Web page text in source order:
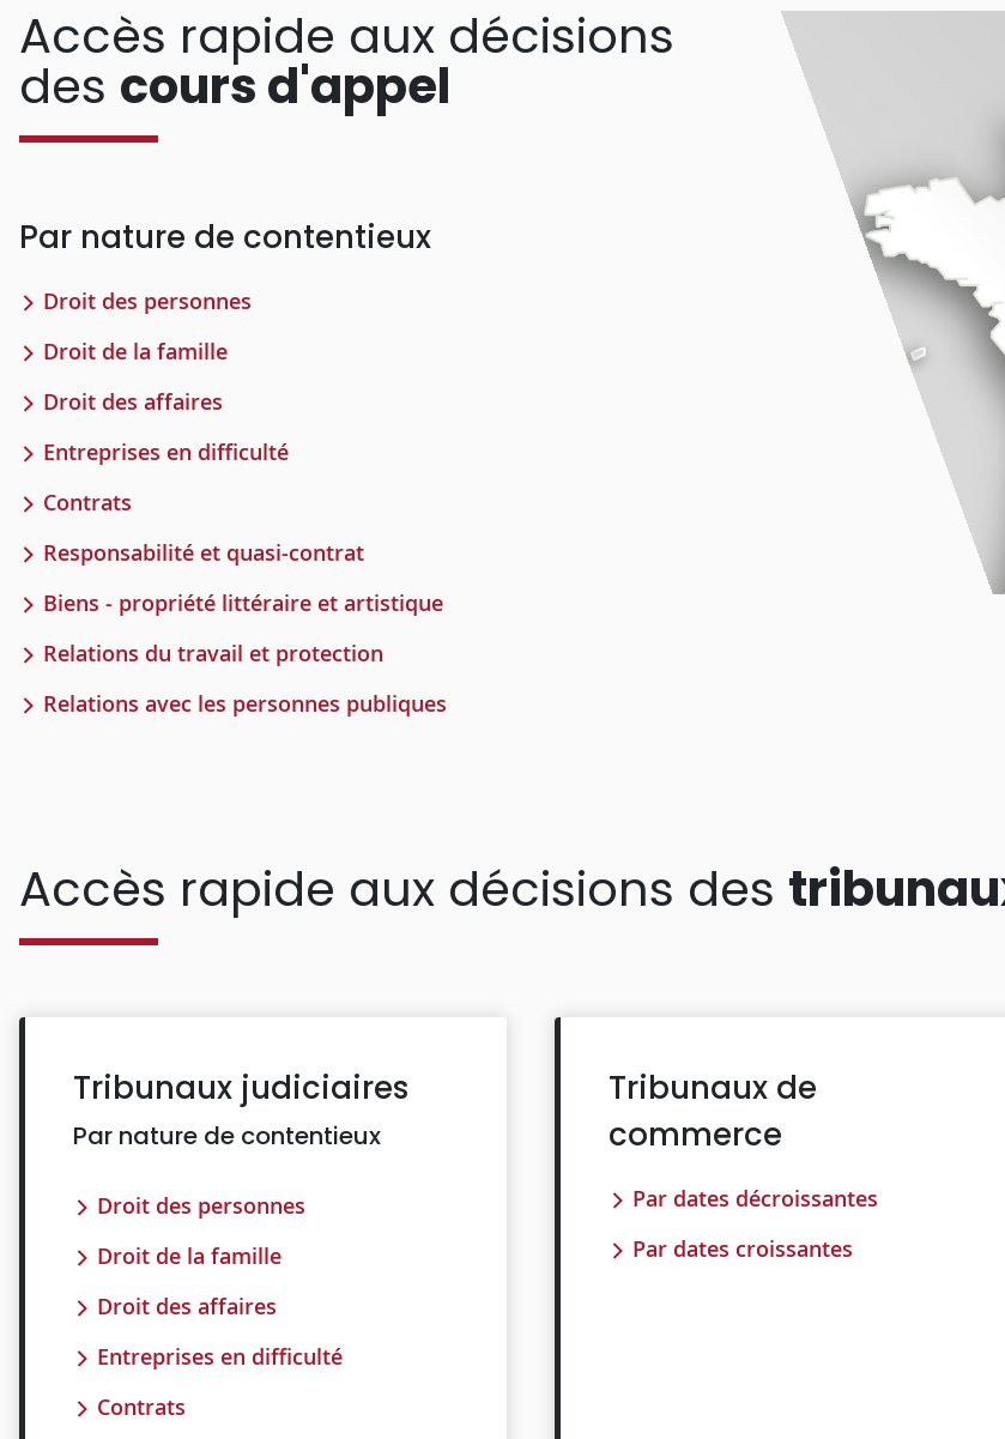
Accès rapide aux décisions
des cours d'appel
Par nature de contentieux
Droit des personnes
Droit de la famille
Droit des affaires
Entreprises en difficulté
Contrats
Responsabilité et quasi-contrat
Biens - propriété littéraire et artistique
Relations du travail et protection
Relations avec les personnes publiques
Accès rapide aux décisions des
Tribunaux judiciaires
Par nature de contentieux
Droit des personnes
Droit de la famille
Droit des affaires
Entreprises en difficulté
Contrats
Tribunaux de
commerce
Par dates décroissantes
Par dates croissantes